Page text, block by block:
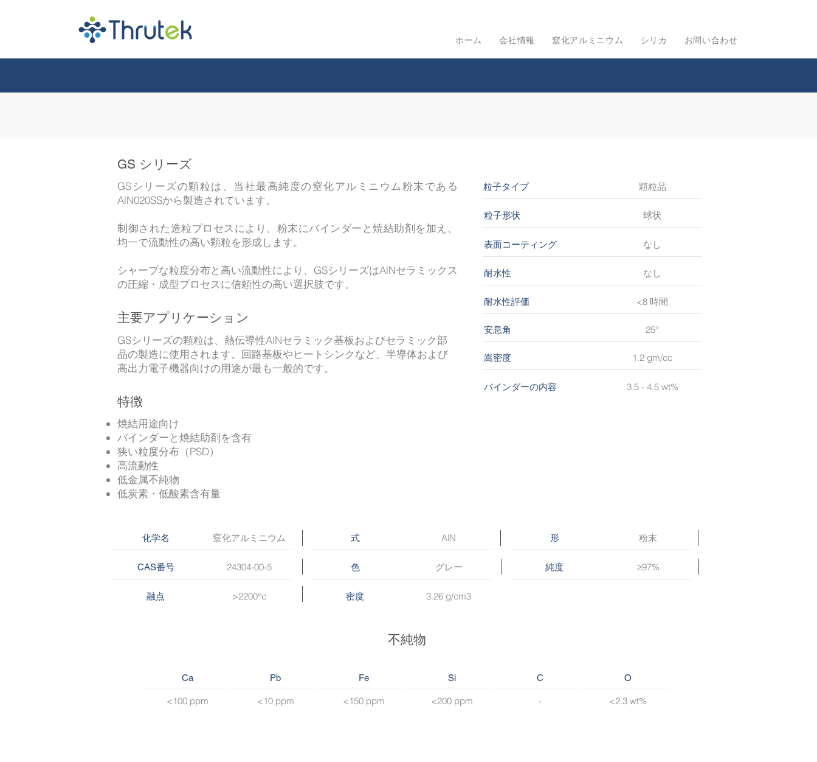
ホーム 会社情報 窒化アルミニウム シリカ お問い合わせ
GSシリーズの顆粒は、当社最高純度の窒化アルミニウム粉末である
AlN020SSから製造されています。
制御された造粒プロセスにより、粉末にバインダーと焼結助剤を加え、
均一で流動性の高い顆粒を形成します。
シャープな粒度分布と高い流動性により、GSシリーズはAlNセラミックス
の圧縮・成型プロセスに信頼性の高い選択肢です。
主要アプリケーション
GSシリーズの顆粒は、熱伝導性AlNセラミック基板およびセラミック部
品の製造に使用されます。回路基板やヒートシンクなど、半導体および
高出力電子機器向けの用途が最も一般的です。
特徴
焼結用途向け
バインダーと焼結助剤を含有
狭い粒度分布（PSD）
高流動性
低金属不純物
低炭素・低酸素含有量
GS シリーズ
顆粒品
粒子タイプ
球状
粒子形状
なし
表面コーティング
なし
耐水性
<8 時間
耐水性評価
25°
安息角
1.2 gm/cc
嵩密度
3.5 - 4.5 wt%
バインダーの内容
窒化アルミニウム
化学名 AlN
式 粉末
形
24304-00-5
CAS番号 グレー
色 ≥97%
純度
>2200°c
融点 3.26 g/cm3
密度
不純物
Ca
<100 ppm
Pb
<10 ppm
Fe
<150 ppm
Si
<200 ppm
C
-
O
<2.3 wt%